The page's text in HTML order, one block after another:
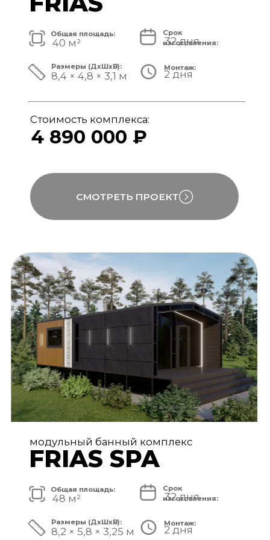
8 750 000 ₽
Стоимость комплекса:
5 дней
11,2 × 6,5 × 3,25 м
Размеры (ДxШxВ):
80 дней
Срок
изготовления:
72 м²
Общая площадь:
модульный банный комплекс
FRIAS PREMIUM
СМОТРЕТЬ ПРОЕКТ
5 820 000 ₽
СМОТРЕТЬ ПРОЕКТ